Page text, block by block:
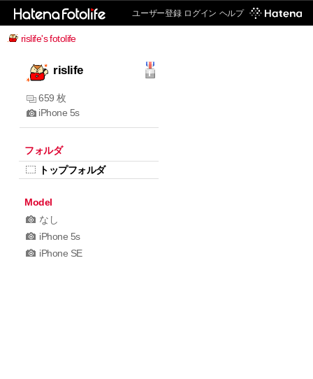
ユーザー登録 ログイン ヘルプ
rislife's fotolife
rislife
659 枚
iPhone 5s
フォルダ
トップフォルダ
Model
なし
iPhone 5s
iPhone SE